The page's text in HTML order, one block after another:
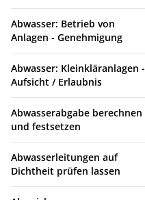
Abwasser: Betrieb von
Anlagen - Genehmigung
Abwasser: Kleinkläranlagen -
Aufsicht / Erlaubnis
Abwasserabgabe berechnen
und festsetzen
Abwasserleitungen auf
Dichtheit prüfen lassen